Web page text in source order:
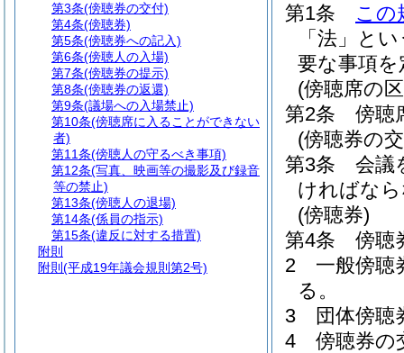
第1条
この
「法」と
要な事項
(傍聴席の
第2条
傍聴
(傍聴券の
第3条
会議
ければな
(傍聴券)
第4条
傍聴
2
一般傍聴
る。
3
団体傍聴
4
傍聴券の
第3条(傍聴券の交付)
第4条(傍聴券)
第5条(傍聴券への記入)
第6条(傍聴人の入場)
第7条(傍聴券の提示)
第8条(傍聴券の返還)
第9条(議場への入場禁止)
第10条(傍聴席に入ることができない
者)
第11条(傍聴人の守るべき事項)
第12条(写真、映画等の撮影及び録音
等の禁止)
第13条(傍聴人の退場)
第14条(係員の指示)
第15条(違反に対する措置)
附則
附則 (平成19年議会規則第2号)